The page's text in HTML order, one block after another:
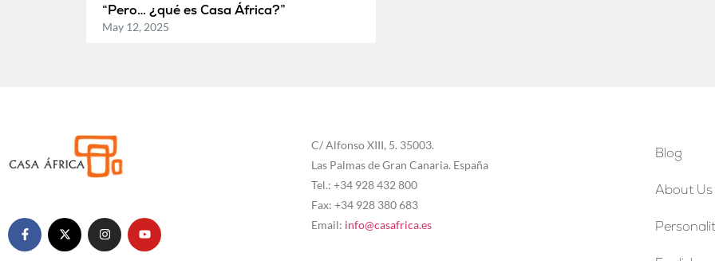
“Pero… ¿qué es Casa África?”
May 12, 2025
C/ Alfonso XIII, 5. 35003.
Las Palmas de Gran Canaria. España
Tel.: +34 928 432 800
Fax: +34 928 380 683
Email: info@casafrica.es
Blog
About Us